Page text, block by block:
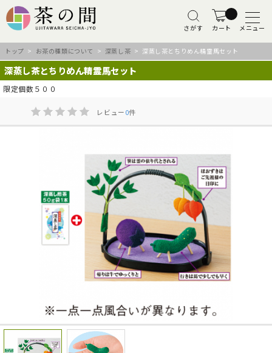
さがす カート メニュー
トップ > お茶の種類について > 深蒸し茶 > 深蒸し茶とちりめん精霊馬セット
深蒸し茶とちりめん精霊馬セット
限定個数５００
レビュー0件